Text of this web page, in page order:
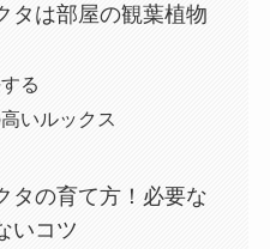
タは部屋の観葉植物
る
いルックス
タの育て方！必要な
いコツ